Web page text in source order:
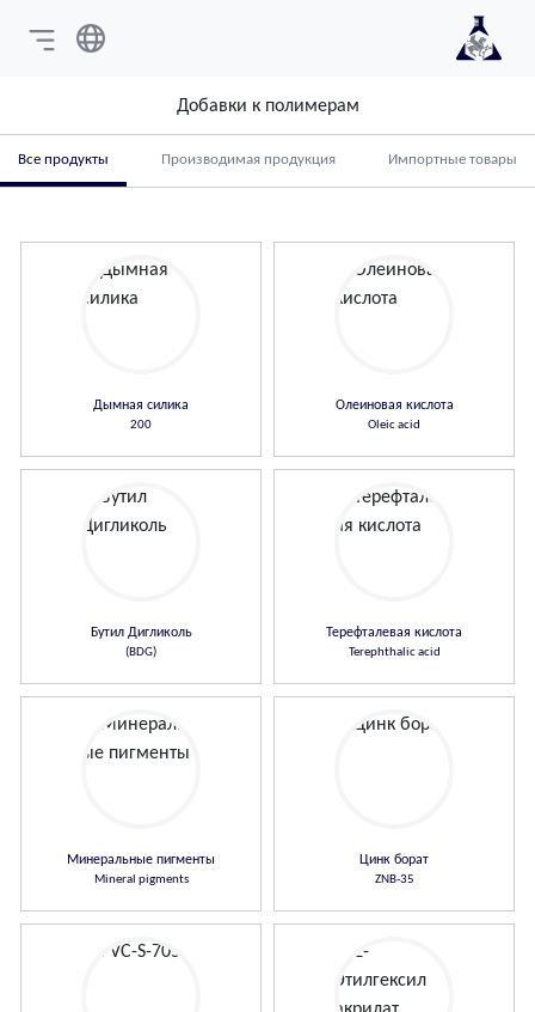
Добавки к полимерам
Все продукты Производимая продукция Импортные товары
Дымная силика
200
Олеиновая кислота
Oleic acid
Бутил Дигликоль
(BDG)
Терефталевая кислота
Terephthalic acid
Минеральные пигменты
Mineral pigments
Цинк борат
ZNB-35